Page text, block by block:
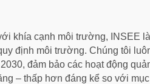
khía cạnh môi trường, INSEE
định môi trường. Chúng tôi
đảm bảo các hoạt động
– thấp hơn đáng kể so với